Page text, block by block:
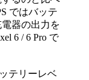
ではバッテ
器の出力を
6 / 6 Pro で
テリーレベ